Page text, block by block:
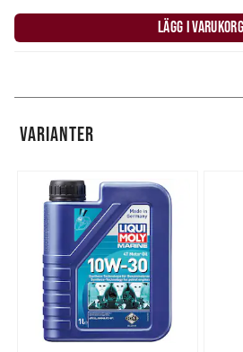
LÄGG I VARUKORG
VARIANTER